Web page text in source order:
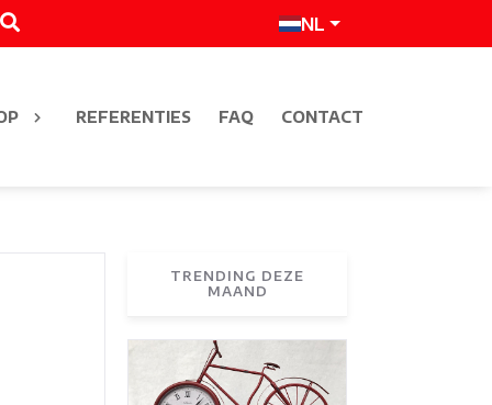
NL
REFERENTIES FAQ CONTACT
TRENDING DEZE
MAAND